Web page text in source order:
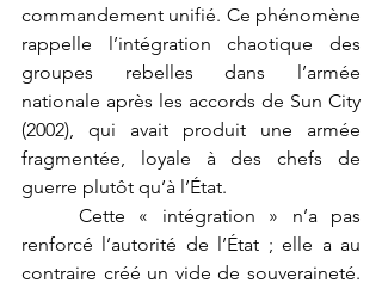
commandement unifié. Ce phénomène
rappelle l’intégration chaotique des
groupes rebelles dans l’armée
nationale après les accords de Sun City
(2002), qui avait produit une armée
fragmentée, loyale à des chefs de
guerre plutôt qu’à l’État.
renforcé l’autorité de l’État ; elle a au
contraire créé un vide de souveraineté.